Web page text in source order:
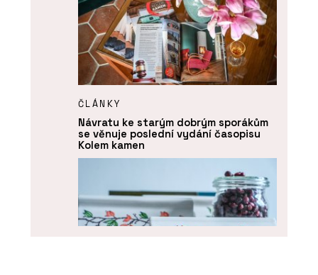
ČLÁNKY
Návratu ke starým dobrým sporákům
se věnuje poslední vydání časopisu
Kolem kamen